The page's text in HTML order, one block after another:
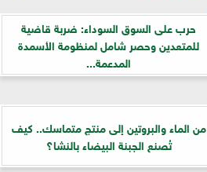
حرب على السوق السوداء: ضربة قاضية
للمتعدين وحصر شامل لمنظومة الأسمدة
المدعمة...
من الماء والبروتين إلى منتج متماسك.. كيف
تُصنع الجبنة البيضاء بالنشا؟